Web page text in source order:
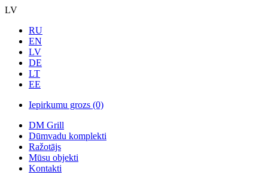
LV
RU
EN
LV
DE
LT
EE
Iepirkumu grozs (0)
DM Grill
Dūmvadu komplekti
Ražotājs
Mūsu objekti
Kontakti